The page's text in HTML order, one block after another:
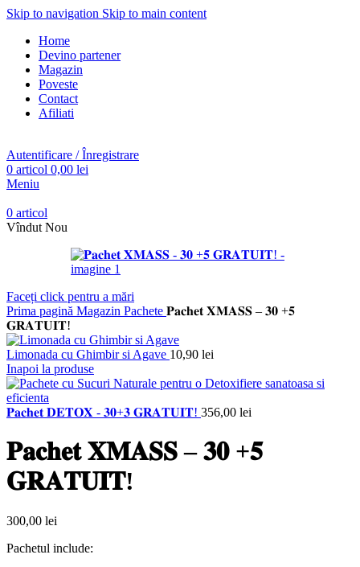
Skip to navigation Skip to main content
Home
Devino partener
Magazin
Poveste
Contact
Afiliati
Autentificare / Înregistrare
0 articol 0,00 lei
Meniu
0 articol
Vîndut Nou
Faceți click pentru a mări
Prima pagină Magazin Pachete 𝐏𝐚𝐜𝐡𝐞𝐭 𝐗𝐌𝐀𝐒𝐒 – 𝟑𝟎 +𝟓
𝐆𝐑𝐀𝐓𝐔𝐈𝐓!
Limonada cu Ghimbir si Agave 10,90 lei
Inapoi la produse
𝐏𝐚𝐜𝐡𝐞𝐭 𝐃𝐄𝐓𝐎𝐗 - 𝟑𝟎+𝟑 𝐆𝐑𝐀𝐓𝐔𝐈𝐓! 356,00 lei
𝐏𝐚𝐜𝐡𝐞𝐭 𝐗𝐌𝐀𝐒𝐒 – 𝟑𝟎 +𝟓
𝐆𝐑𝐀𝐓𝐔𝐈𝐓!
300,00 lei
Pachetul include: